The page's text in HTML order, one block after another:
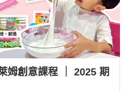
姆創意課程 ｜ 2025 期